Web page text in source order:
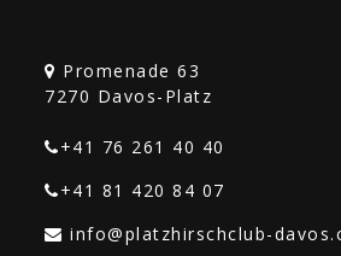
Promenade 63
+41 76 261 40 40‎
+41 81 420 84 07